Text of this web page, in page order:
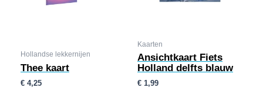
Hollandse lekkernijen
Thee kaart
€ 4,25
Kaarten
Ansichtkaart Fiets
Holland delfts blauw
€ 1,99